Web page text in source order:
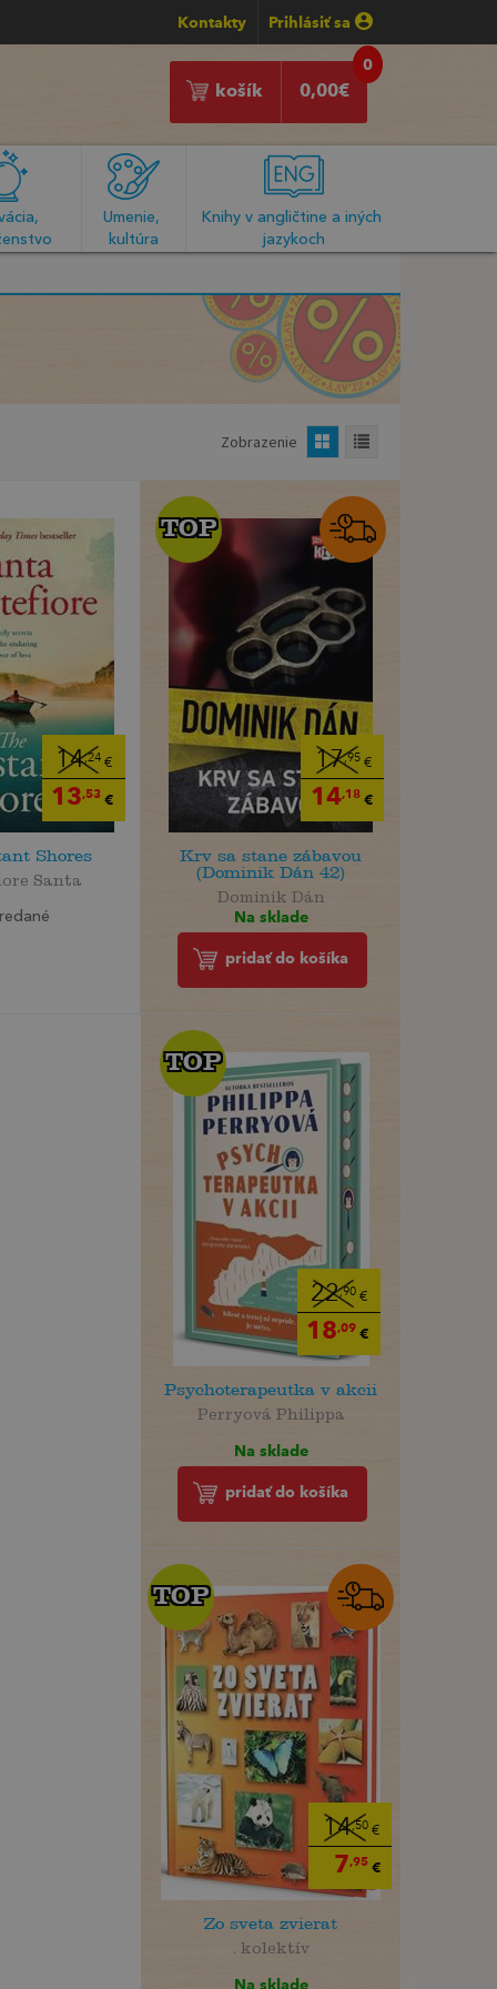
Kontakty Prihlásiť sa
0
0,00€
košík
Umenie,
kultúra
Knihy v angličtine a iných
jazykoch
Zobrazenie
14,24 €
13,53 €
Shores
Santa
17,95€
14,18€
TOP
TOP
Krv sa stane zábavou
(Dominik Dán 42)
Dominik Dán
Na sklade
pridať do košíka
22,90 €
18,09 €
TOP
TOP
Psychoterapeutka v akcii
Perryová Philippa
Na sklade
pridať do košíka
14,50€
7,95€
TOP
TOP
Zo sveta zvierat
. kolektív
Na sklade